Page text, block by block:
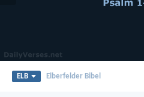
ELB Elberfelder Bibel